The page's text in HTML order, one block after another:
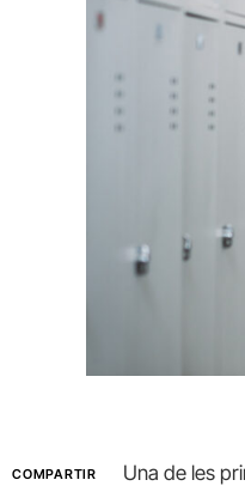
COMPARTIR
Una de les